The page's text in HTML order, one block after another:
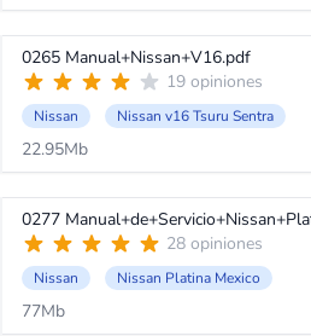
0265 Manual+Nissan+V16.pdf
19 opiniones
Nissan Nissan v16 Tsuru Sentra
22.95Mb
0277
28 opiniones
Nissan Nissan Platina Mexico
77Mb